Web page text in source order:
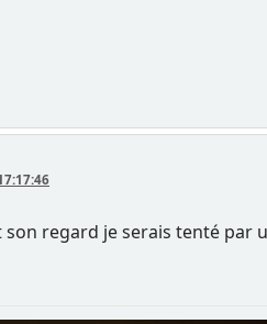
regard je serais tenté par